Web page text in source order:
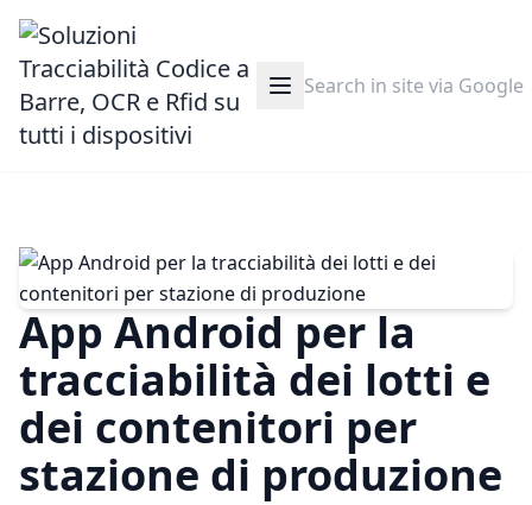
App Android per la
tracciabilità dei lotti e
dei contenitori per
stazione di produzione